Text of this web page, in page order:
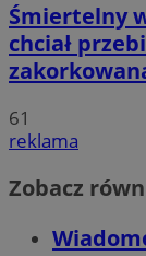
Śmiertelny
chciał
61
reklama
Zobacz